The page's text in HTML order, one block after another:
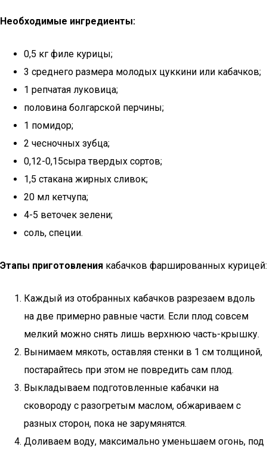
Необходимые ингредиенты:
0,5 кг филе курицы;
3 среднего размера молодых цуккини или кабачков;
1 репчатая луковица;
половина болгарской перчины;
1 помидор;
2 чесночных зубца;
0,12-0,15сыра твердых сортов;
1,5 стакана жирных сливок;
20 мл кетчупа;
4-5 веточек зелени;
соль, специи.
Этапы приготовления кабачков фаршированных курицей:
Каждый из отобранных кабачков разрезаем вдоль
на две примерно равные части. Если плод совсем
мелкий можно снять лишь верхнюю часть-крышку.
Вынимаем мякоть, оставляя стенки в 1 см толщиной,
постарайтесь при этом не повредить сам плод.
Выкладываем подготовленные кабачки на
сковороду с разогретым маслом, обжариваем с
разных сторон, пока не зарумянятся.
Доливаем воду, максимально уменьшаем огонь, под